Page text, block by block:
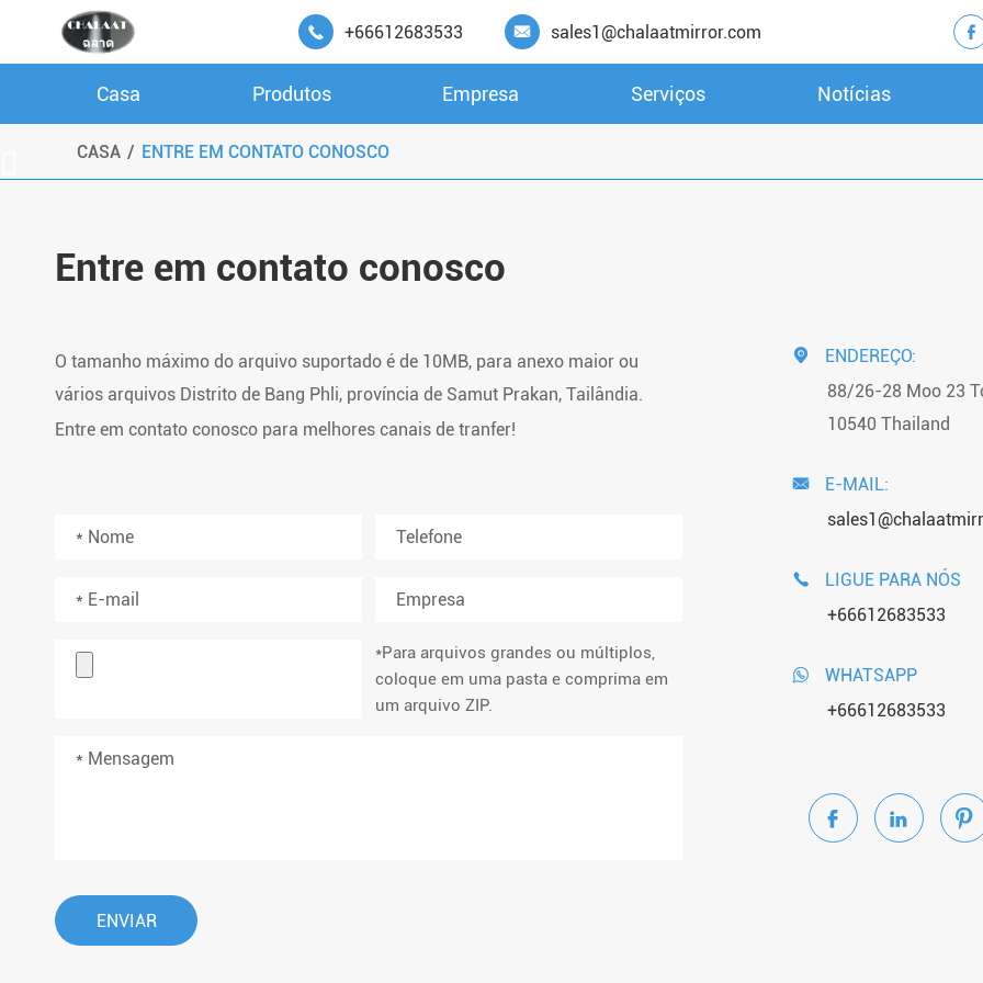
 +66612683533  sales1@chalaatmirror.com 
Casa Produtos Empresa Serviços Notícias
CASA ENTRE EM CONTATO CONOSCO
Entre em contato conosco
O tamanho máximo do arquivo suportado é de 10MB, para anexo maior ou
vários arquivos Distrito de Bang Phli, província de Samut Prakan, Tailândia.
Entre em contato conosco para melhores canais de tranfer!
*Para arquivos grandes ou múltiplos,
coloque em uma pasta e comprima em
um arquivo ZIP.

ENDEREÇO:
88/26-28 Moo 23
10540 Thailand

E-MAIL:

LIGUE PARA NÓS
+66612683533

WHATSAPP
+66612683533
  